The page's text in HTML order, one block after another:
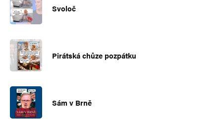
Svoloč
Pirátská chůze pozpátku
Sám v Brně